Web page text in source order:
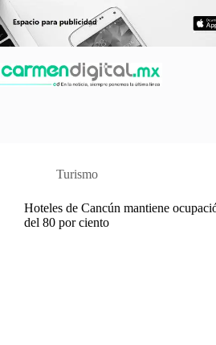
Saltar
al
contenido
Turismo
Hoteles de Cancún mantiene
del 80 por ciento